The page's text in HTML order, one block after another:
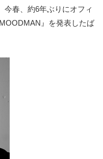
今春、約6年ぶりにオフィ
』を発表したば